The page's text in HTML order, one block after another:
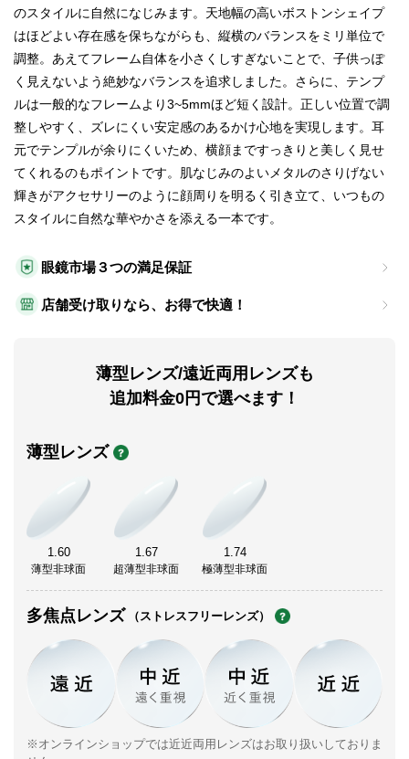
眼鏡市場３つの満足保証
店舗受け取りなら、お得で快適！
薄型レンズ/遠近両用レンズも
追加料金0円で選べます！
薄型レンズ
1.60
薄型非球面
1.67
超薄型非球面
1.74
極薄型非球面
多焦点レンズ （ストレスフリーレンズ）
※オンラインショップでは近近両用レンズはお取り扱いしておりま
のスタイルに自然になじみます。天地幅の高いボストンシェイプ
はほどよい存在感を保ちながらも、縦横のバランスをミリ単位で
調整。あえてフレーム自体を小さくしすぎないことで、子供っぽ
く見えないよう絶妙なバランスを追求しました。さらに、テンプ
ルは一般的なフレームより3~5mmほど短く設計。正しい位置で調
整しやすく、ズレにくい安定感のあるかけ心地を実現します。耳
元でテンプルが余りにくいため、横顔まですっきりと美しく見せ
てくれるのもポイントです。肌なじみのよいメタルのさりげない
輝きがアクセサリーのように顔周りを明るく引き立て、いつもの
スタイルに自然な華やかさを添える一本です。